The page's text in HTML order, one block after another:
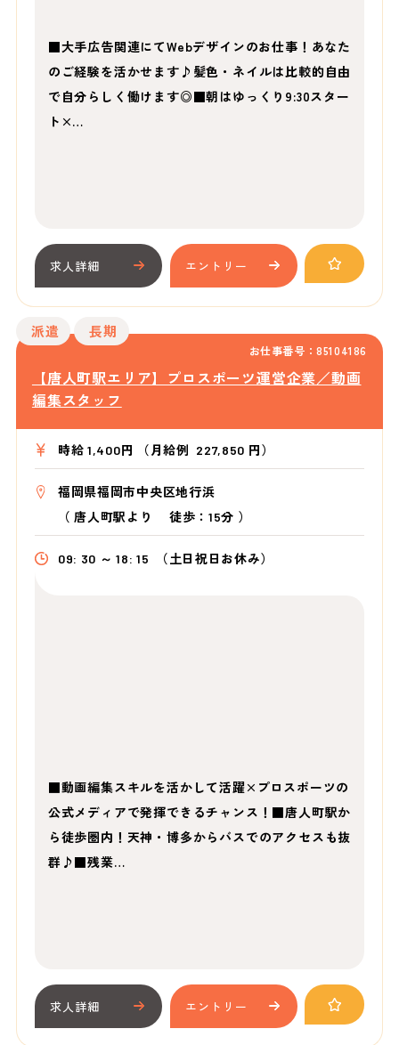
■大手広告関連にてWebデザインのお仕事！あなた
のご経験を活かせます♪髪色・ネイルは比較的自由
で自分らしく働けます◎■朝はゆっくり9:30スター
ト×…
求人詳細 エントリー
お仕事番号：85104186
派遣 長期
【唐人町駅エリア】プロスポーツ運営企業／動画
編集スタッフ
時給 1,400円 （月給例 227,850 円）
福岡県福岡市中央区地行浜
（唐人町駅より 徒歩：15分 ）
09: 30 ～ 18: 15 （土日祝日お休み）
■動画編集スキルを活かして活躍×プロスポーツの
公式メディアで発揮できるチャンス！■唐人町駅か
ら徒歩圏内！天神・博多からバスでのアクセスも抜
群♪■残業…
求人詳細 エントリー